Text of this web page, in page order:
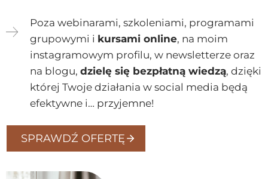
Poza webinarami, szkoleniami, programami
grupowymi i kursami online, na moim
instagramowym profilu, w newsletterze oraz
na blogu, dzielę się bezpłatną wiedzą, dzięki
której Twoje działania w social media będą
efektywne i… przyjemne!
SPRAWDŹ OFERTĘ